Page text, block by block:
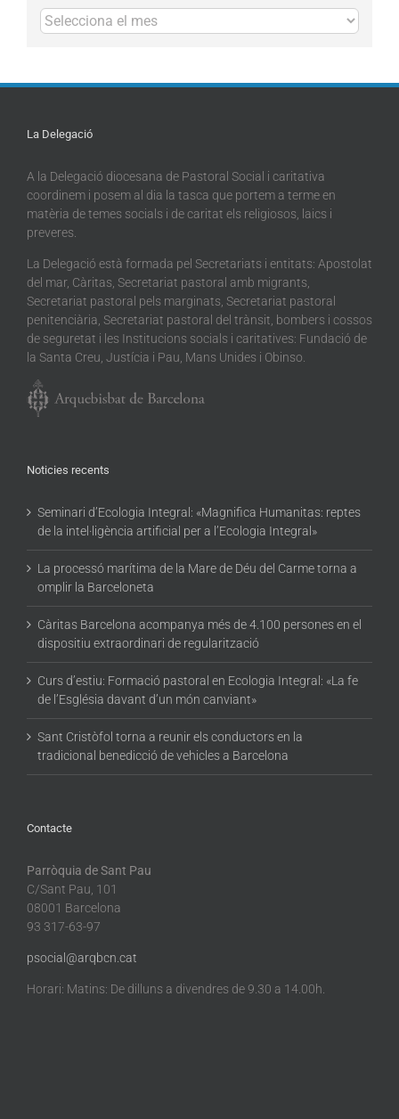
Arxius
La Delegació
A la Delegació diocesana de Pastoral Social i caritativa
coordinem i posem al dia la tasca que portem a terme en
matèria de temes socials i de caritat els religiosos, laics i
preveres.
La Delegació està formada pel Secretariats i entitats: Apostolat
del mar, Càritas, Secretariat pastoral amb migrants,
Secretariat pastoral pels marginats, Secretariat pastoral
penitenciària, Secretariat pastoral del trànsit, bombers i cossos
de seguretat i les Institucions socials i caritatives: Fundació de
la Santa Creu, Justícia i Pau, Mans Unides i Obinso.
Noticies recents
Seminari d’Ecologia Integral: «Magnifica Humanitas: reptes
de la intel·ligència artificial per a l’Ecologia Integral»
La processó marítima de la Mare de Déu del Carme torna a
omplir la Barceloneta
Càritas Barcelona acompanya més de 4.100 persones en el
dispositiu extraordinari de regularització
Curs d’estiu: Formació pastoral en Ecologia Integral: «La fe
de l’Església davant d’un món canviant»
Sant Cristòfol torna a reunir els conductors en la
tradicional benedicció de vehicles a Barcelona
Contacte
Parròquia de Sant Pau
C/Sant Pau, 101
08001 Barcelona
93 317-63-97
psocial@arqbcn.cat
Horari: Matins: De dilluns a divendres de 9.30 a 14.00h.